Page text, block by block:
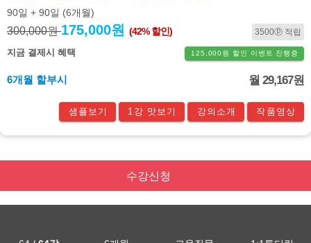
90일 + 90일 (6개월)
300,000원175,000원 (42% 할인) 3500ⓟ 적립
지금 결제시 혜택 125,000원 할인 이벤트 진행중
6개월 할부시 월 29,167원
샘플보기 1강 맛보기 강의소개 작품영상
수강신청